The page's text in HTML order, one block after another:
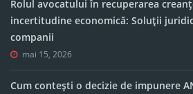
Rolul avocatului în recuperarea
incertitudine economică: Soluții
companii
mai 15, 2026
Cum contești o decizie de impunere